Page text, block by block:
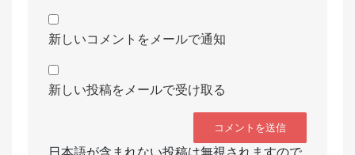
新しいコメントをメールで通知
新しい投稿をメールで受け取る
日本語が含まれない投稿は無視されますので